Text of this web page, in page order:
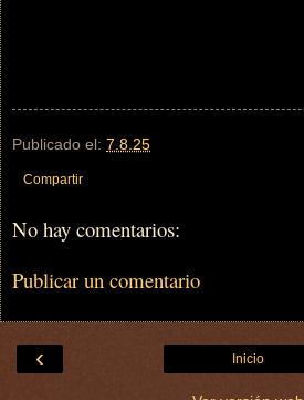
Publicado el: 7.8.25
Compartir
No hay comentarios:
Publicar un comentario
‹ Inicio